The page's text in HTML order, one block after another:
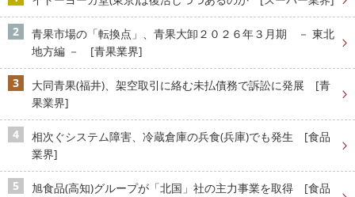
青果市場の「転換点」、青果大卸２０２６年３月期 － 東北
地方編 － [青果業界]
大同青果(福井)、架空取引に絡む未払債務で訴訟に発展 [青
果業界]
相次ぐシステム障害、冷蔵倉庫の兵食(兵庫)でも発生 [食品
業界]
旭食品(高知)グループが「北国」社の主力事業を取得 [食品